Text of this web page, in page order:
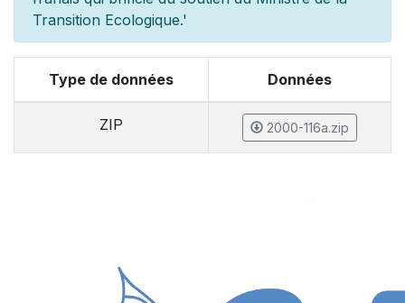
Transition Ecologique.'
Type de données Données
ZIP 2000-116a.zip